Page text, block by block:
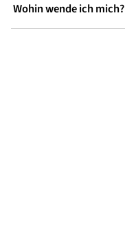
Wohin wende ich mich?